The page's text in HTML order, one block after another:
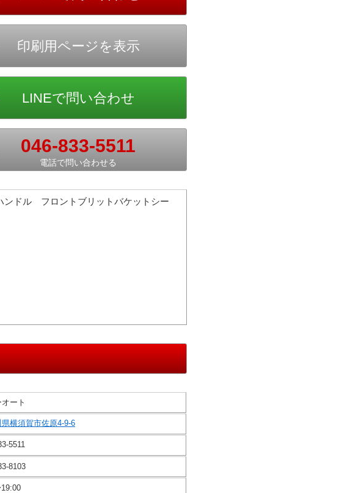
046-833-5511
電話で問い合わせる
ドル フロントブリットバケットシー
ート
横須賀市佐原4-9-6
5511
8103